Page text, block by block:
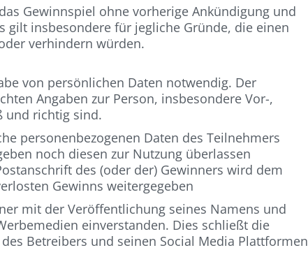
Gewinnspiel ohne vorherige Ankündigung und
gilt insbesondere für jegliche Gründe, die einen
verhindern würden.
von persönlichen Daten notwendig. Der
Angaben zur Person, insbesondere Vor-,
und richtig sind.
personenbezogenen Daten des Teilnehmers
noch diesen zur Nutzung überlassen
des (oder der) Gewinners wird dem
Gewinns weitergegeben
mit der Veröffentlichung seines Namens und
einverstanden. Dies schließt die
Betreibers und seinen Social Media Plattformen